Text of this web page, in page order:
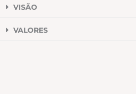
VISÃO
VALORES